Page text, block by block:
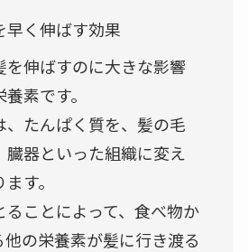
く伸ばす効果
を伸ばすのに大きな影響
素です。
、たんぱく質を、髪の毛
臓器といった組織に変え
す。
ることによって、食べ物か
他の栄養素が髪に行き渡る